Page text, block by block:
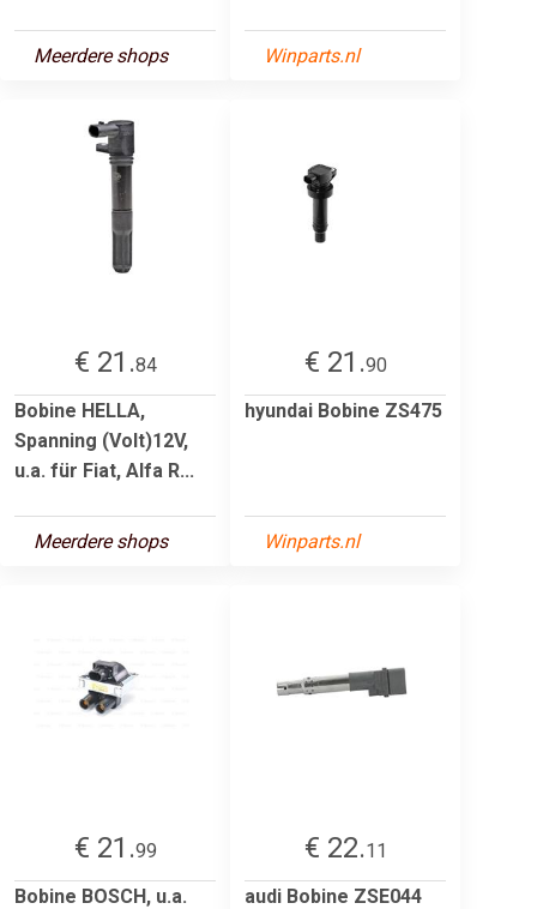
Meerdere shops Winparts.nl
€ 21.84
Bobine HELLA,
Spanning (Volt)12V,
u.a. für Fiat, Alfa R...
Meerdere shops
€ 21.90
hyundai Bobine ZS475
Winparts.nl
€ 21.99
Bobine BOSCH, u.a.
€ 22.11
audi Bobine ZSE044